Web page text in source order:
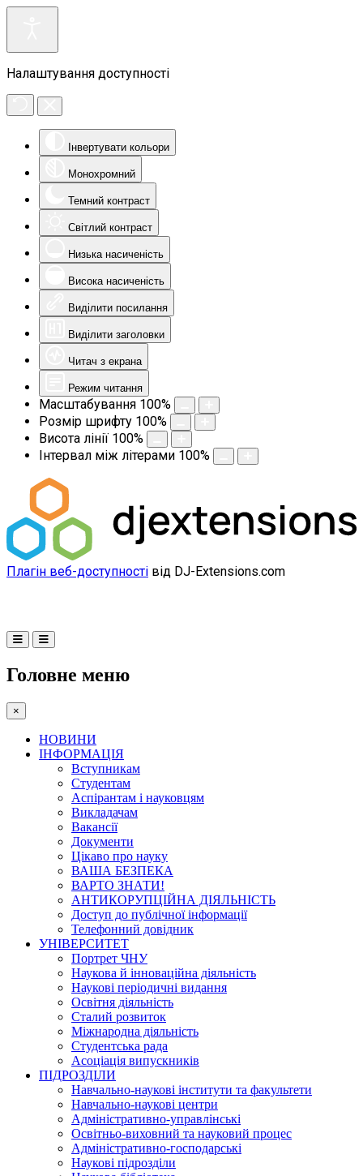
Налаштування доступності
Інвертувати кольори
Монохромний
Темний контраст
Світлий контраст
Низька насиченість
Висока насиченість
Виділити посилання
Виділити заголовки
Читач з екрана
Режим читання
Масштабування 100%
Розмір шрифту 100%
Висота лінії 100%
Інтервал між літерами 100%
Плагін веб-доступності від DJ-Extensions.com
Головне меню
×
НОВИНИ
ІНФОРМАЦІЯ
Вступникам
Студентам
Аспірантам і науковцям
Викладачам
Вакансії
Документи
Цікаво про науку
ВАША БЕЗПЕКА
ВАРТО ЗНАТИ!
АНТИКОРУПЦІЙНА ДІЯЛЬНІСТЬ
Доступ до публічної інформації
Телефонний довідник
УНІВЕРСИТЕТ
Портрет ЧНУ
Наукова й інноваційна діяльність
Наукові періодичні видання
Освітня діяльність
Сталий розвиток
Міжнародна діяльність
Студентська рада
Асоціація випускників
ПІДРОЗДІЛИ
Навчально-наукові інститути та факультети
Навчально-наукові центри
Адміністративно-управлінські
Освітньо-виховний та науковий процес
Адміністративно-господарські
Наукові підрозділи